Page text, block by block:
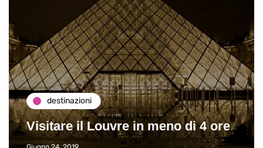
destinazioni
Visitare il Louvre in meno di 4 ore